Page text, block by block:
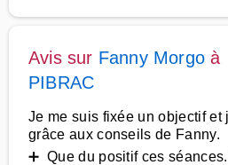
Avis sur Fanny Morgo à
PIBRAC
Je me suis fixée un objectif et
grâce aux conseils de Fanny.
➕ Que du positif ces